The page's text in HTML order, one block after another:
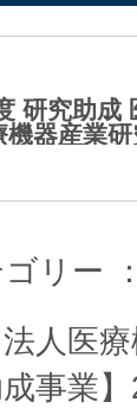
研究助成
機器産業
ゴリー
人医
成事
化学会